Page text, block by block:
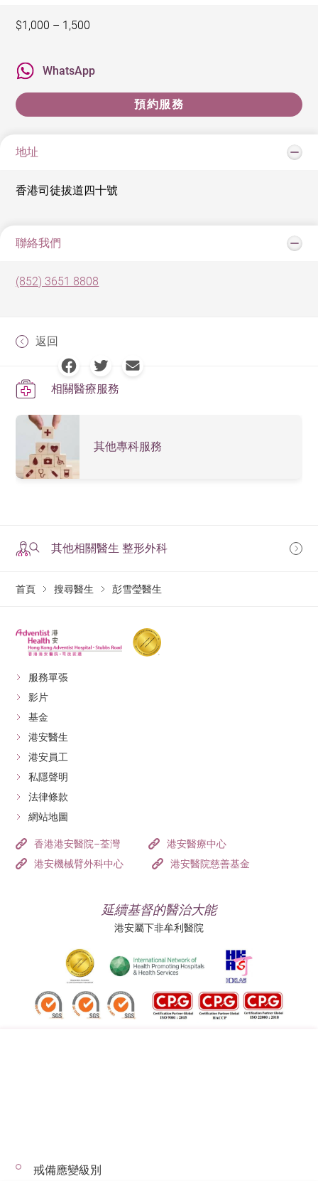
$1,000 – 1,500
WhatsApp
預約服務
地址
香港司徒拔道四十號
聯絡我們
(852) 3651 8808
返回
相關醫療服務
其他專科服務
其他相關醫生 整形外科
首頁 搜尋醫生 彭雪瑩醫生
服務單張
影片
基金
港安醫生
港安員工
私隱聲明
法律條款
網站地圖
香港港安醫院–荃灣
港安醫療中心
港安機械臂外科中心
港安醫院慈善基金
延續基督的醫治大能
港安屬下非牟利醫院
© 2026 版權所有 © 港安醫療 保留一切權利
戒備應變級別